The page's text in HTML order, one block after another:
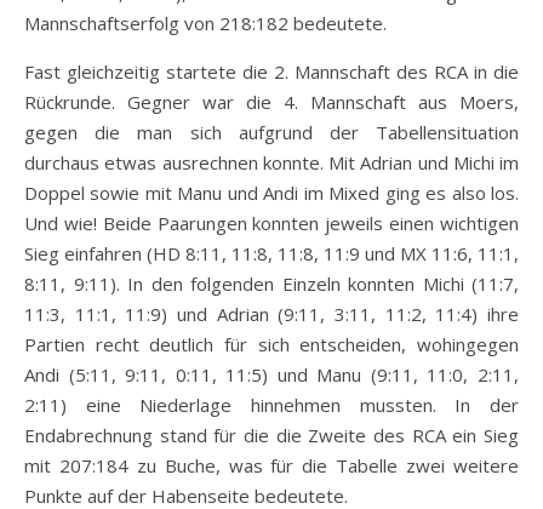
Mannschaftserfolg von 218:182 bedeutete.
Fast gleichzeitig startete die 2. Mannschaft des RCA in die
Rückrunde. Gegner war die 4. Mannschaft aus Moers,
gegen die man sich aufgrund der Tabellensituation
durchaus etwas ausrechnen konnte. Mit Adrian und Michi im
Doppel sowie mit Manu und Andi im Mixed ging es also los.
Und wie! Beide Paarungen konnten jeweils einen wichtigen
Sieg einfahren (HD 8:11, 11:8, 11:8, 11:9 und MX 11:6, 11:1,
8:11, 9:11). In den folgenden Einzeln konnten Michi (11:7,
11:3, 11:1, 11:9) und Adrian (9:11, 3:11, 11:2, 11:4) ihre
Partien recht deutlich für sich entscheiden, wohingegen
Andi (5:11, 9:11, 0:11, 11:5) und Manu (9:11, 11:0, 2:11,
2:11) eine Niederlage hinnehmen mussten. In der
Endabrechnung stand für die die Zweite des RCA ein Sieg
mit 207:184 zu Buche, was für die Tabelle zwei weitere
Punkte auf der Habenseite bedeutete.